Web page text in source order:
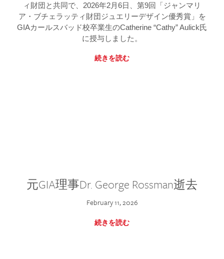
ィ財団と共同で、2026年2月6日、第9回「ジャンマリ
ア・ブチェラッティ財団ジュエリーデザイン優秀賞」を
GIAカールスバッド校卒業生のCatherine “Cathy” Aulick氏
に授与しました。
続きを読む
元GIA理事Dr. George Rossman逝去
February 11, 2026
続きを読む